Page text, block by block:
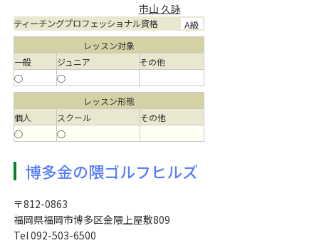
市山 久詠
ティーチングプロフェッショナル資格 A級
レッスン対象
一般
ジュニア
その他
○
○
レッスン形態
個人
スクール
その他
○
○
博多金の隈ゴルフヒルズ
〒812-0863
福岡県福岡市博多区金隈上屋敷809
Tel 092-503-6500